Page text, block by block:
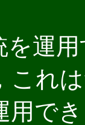
運
これ
用で